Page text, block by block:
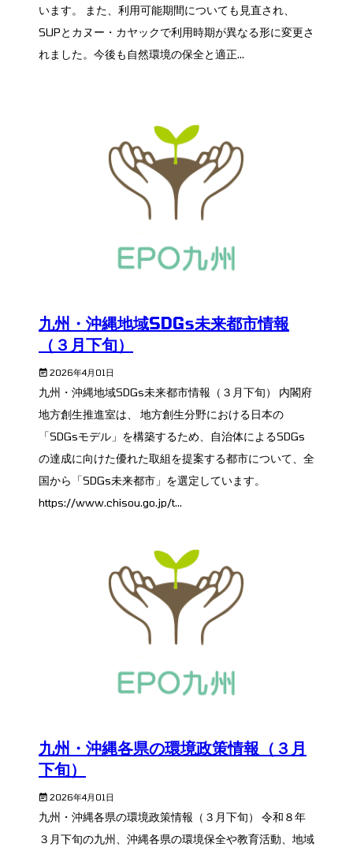
います。 また、利用可能期間についても見直され、
SUPとカヌー・カヤックで利用時期が異なる形に変更さ
れました。今後も自然環境の保全と適正...
九州・沖縄地域SDGs未来都市情報
（３月下旬）
2026年4月01日
九州・沖縄地域SDGs未来都市情報（３月下旬） 内閣府
地方創生推進室は、 地方創生分野における日本の
「SDGsモデル」を構築するため、自治体によるSDGs
の達成に向けた優れた取組を提案する都市について、全
国から「SDGs未来都市」を選定しています。
https://www.chisou.go.jp/t...
九州・沖縄各県の環境政策情報（３月
下旬）
2026年4月01日
九州・沖縄各県の環境政策情報（３月下旬） 令和８年
３月下旬の九州、沖縄各県の環境保全や教育活動、地域